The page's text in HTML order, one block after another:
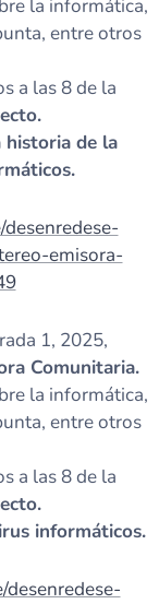
la informática,
entre otros
a las 8 de la
historia de la
emisora-
1, 2025,
Comunitaria.
la informática,
entre otros
a las 8 de la
informáticos.